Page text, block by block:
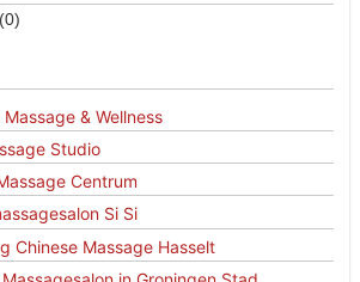
(0)
Massage & Wellness
Studio
Centrum
Si Si
Chinese Massage Hasselt